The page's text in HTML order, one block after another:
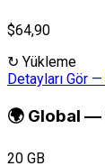
$64,90
↻ Yükleme
Detayları Gör —
🌍 Global —
20 GB